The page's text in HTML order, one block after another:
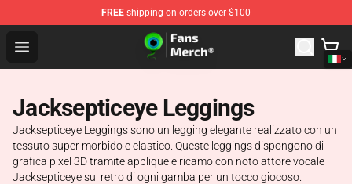
FREE shipping on orders over $100
Open menu
Jacksepticeye Store - Official Jacksepticeye
Jacksepticeye Leggings
Jacksepticeye Leggings sono un legging elegante realizzato con un
tessuto super morbido e elastico. Queste leggings dispongono di
grafica pixel 3D tramite applique e ricamo con noto attore vocale
Jacksepticeye sul retro di ogni gamba per un tocco giocoso.